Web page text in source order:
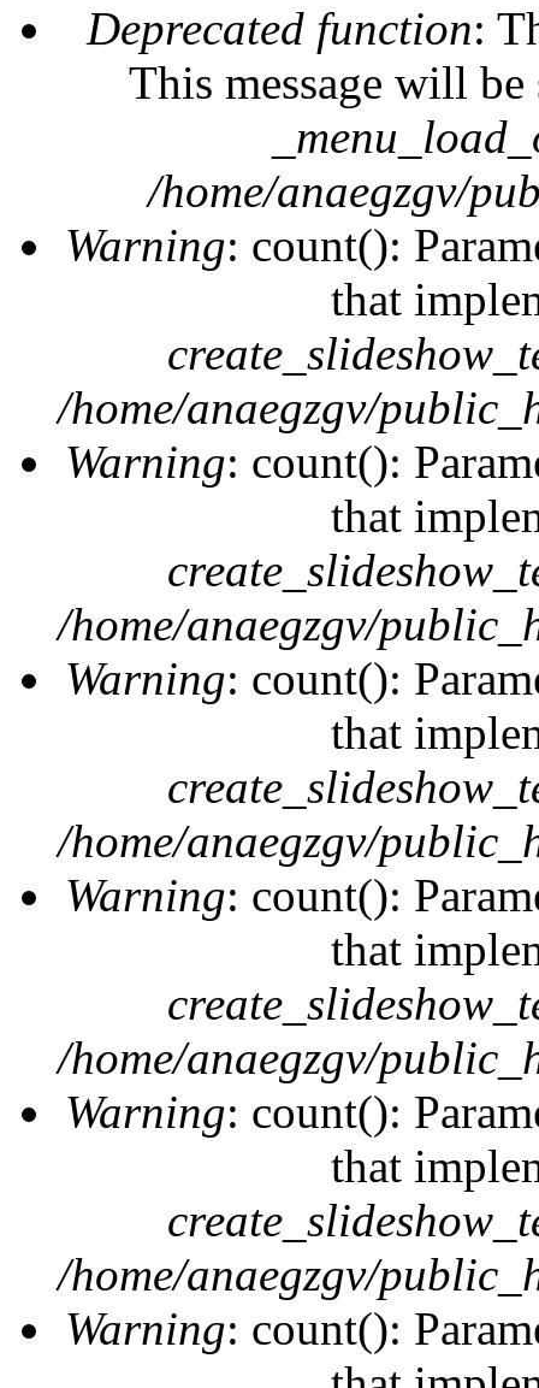
Deprecated function:
This message will
/home/anaegzgv/
Warning: count():
that
/home/anaegzgv/
Warning: count():
that
/home/anaegzgv/
Warning: count():
that
/home/anaegzgv/
Warning: count():
that
/home/anaegzgv/
Warning: count():
that
/home/anaegzgv/
Warning: count():